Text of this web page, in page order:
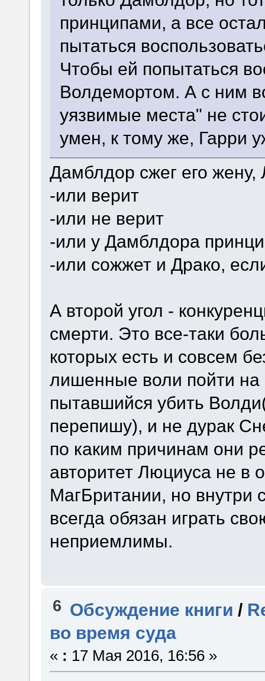
принципами, а все
пытаться
Чтобы ей попытаться
Волдемортом. А с ним
уязвимые места" не
умен, к тому же, Гарри
Дамблдор сжег его жену,
-или верит
-или не верит
-или у Дамблдора
-или сожжет и Драко,
А второй угол -
смерти. Это все-таки
которых есть и совсем
лишенные воли пойти
пытавшийся убить
перепишу), и не дурак
по каким причинам они
авторитет Люциуса не в
МагБритании, но внутри
всегда обязан играть
неприемлимы.
6 Обсуждение книги /
во время суда
« : 17 Мая 2016, 16:56 »